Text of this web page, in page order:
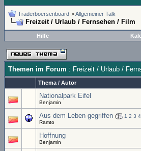
Traderboersenboard >Allgemeiner Talk
Freizeit / Urlaub / Fernsehen / Film
Hilfe
Themen im Forum : Freizeit / Urlaub /
Thema / Autor
Nationalpark Eifel
Benjamin
Aus dem Leben gegriffen ( 1 2 3 4
Ramto
Hoffnung
Benjamin